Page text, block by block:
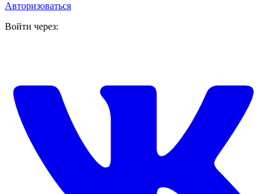
Авторизоваться
Войти через: